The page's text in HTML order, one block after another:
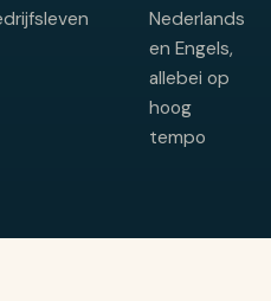
Nederlands
en Engels,
allebei op
hoog
tempo